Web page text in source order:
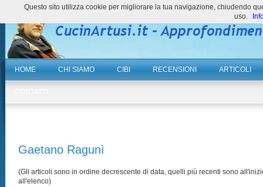
HOME CHI SIAMO CIBI RECENSIONI ARTICOLI
Gaetano Ragunì
(Gli articoli sono in ordine decrescente di data, quelli più recenti sono
all'elenco)
Questo sito utilizza cookie per migliorare la tua navigazione, chiudendo
uso.